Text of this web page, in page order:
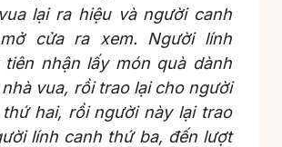
lại ra hiệu và người canh
cửa ra xem. Người lính
tiên nhận lấy món quà dành
vua, rồi trao lại cho người
hai, rồi người này lại trao
lính canh thứ ba, đến lượt